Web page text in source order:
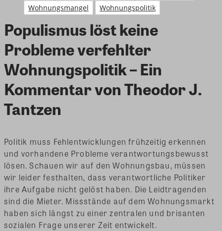
Wohnungsmangel
Wohnungspolitik
Populismus löst keine
Probleme verfehlter
Wohnungspolitik – Ein
Kommentar von Theodor J.
Tantzen
Politik muss Fehlentwicklungen frühzeitig erkennen
und vorhandene Probleme verantwortungsbewusst
lösen. Schauen wir auf den Wohnungsbau, müssen
wir leider festhalten, dass verantwortliche Politiker
ihre Aufgabe nicht gelöst haben. Die Leidtragenden
sind die Mieter. Missstände auf dem Wohnungsmarkt
haben sich längst zu einer zentralen und brisanten
sozialen Frage unserer Zeit entwickelt.